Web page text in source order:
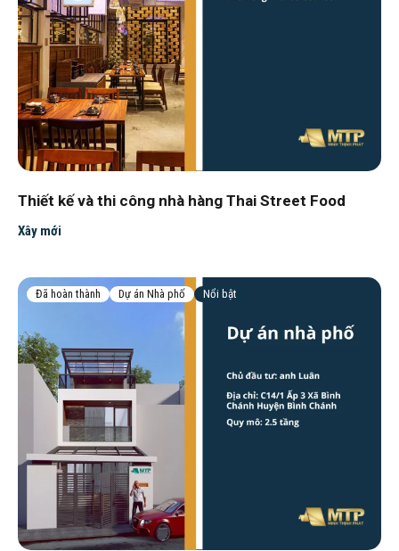
Thiết kế và thi công nhà hàng Thai Street Food
Xây mới
Đã hoàn thành Dự án Nhà phố Nổi bật